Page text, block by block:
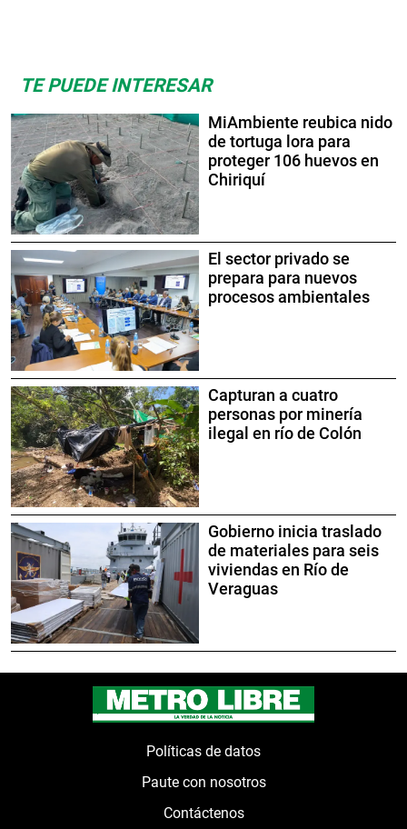
TE PUEDE INTERESAR
MiAmbiente reubica nido
de tortuga lora para
proteger 106 huevos en
Chiriquí
El sector privado se
prepara para nuevos
procesos ambientales
Capturan a cuatro
personas por minería
ilegal en río de Colón
Gobierno inicia traslado
de materiales para seis
viviendas en Río de
Veraguas
Políticas de datos
Paute con nosotros
Contáctenos